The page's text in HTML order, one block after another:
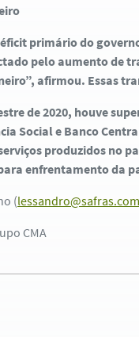
primário do
pelo aumento de
afirmou. Essas
de 2020, houve
Social e Banco
produzidos no
enfrentamento da
(
CMA